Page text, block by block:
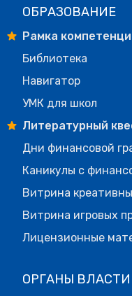
ОБРАЗОВАНИЕ
Рамка
Библиотека
Навигатор
УМК для школ
Литературный
Дни финансовой
Каникулы с
Витрина
Витрина игровых
Лицензионные
ОРГАНЫ ВЛАСТИ